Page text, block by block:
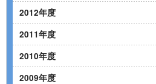
2012年度
2011年度
2010年度
2009年度